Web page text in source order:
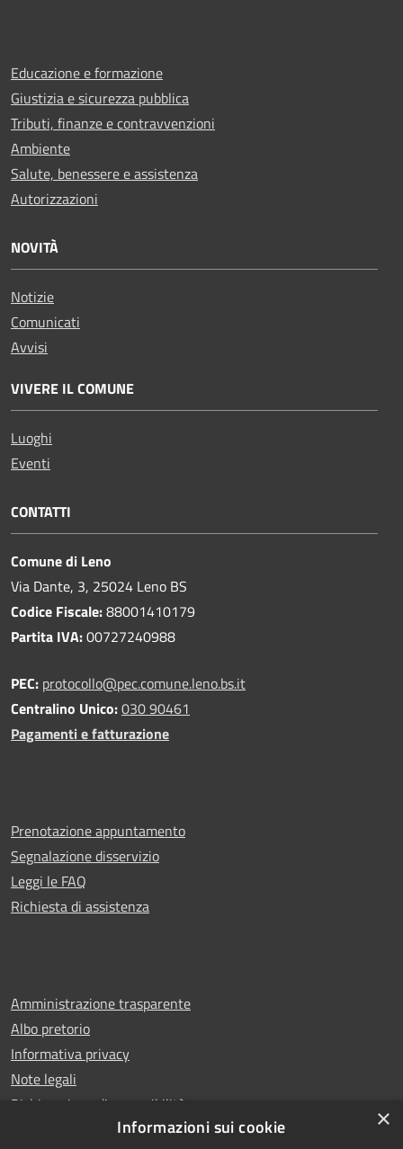
Educazione e formazione
Giustizia e sicurezza pubblica
Tributi, finanze e contravvenzioni
Ambiente
Salute, benessere e assistenza
Autorizzazioni
NOVITÀ
Notizie
Comunicati
Avvisi
VIVERE IL COMUNE
Luoghi
Eventi
CONTATTI
Comune di Leno
Via Dante, 3, 25024 Leno BS
Codice Fiscale:88001410179
Partita IVA:00727240988
PEC: protocollo@pec.comune.leno.bs.it
Centralino Unico:030 90461
Pagamenti e fatturazione
Prenotazione appuntamento
Segnalazione disservizio
Leggi le FAQ
Richiesta di assistenza
Amministrazione trasparente
Albo pretorio
Informativa privacy
Note legali
Dichiarazione di accessibilità
×
Informazioni sui cookie